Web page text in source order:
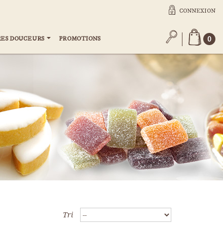
CONNEXION
DOUCEURS PROMOTIONS 0
Tri